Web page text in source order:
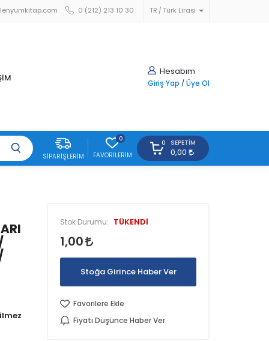
TR Türk Lirası
0 (212) 213 10 30
Hesabım
Giriş Yap / Üye Ol
SIPARIŞLERIM
0
FAVORILERIM
0 SEPETIM
0,00
Stok Durumu: TÜKENDİ
1,00
Stoğa Girince Haber Ver
Favorilere Ekle
Fiyatı Düşünce Haber Ver